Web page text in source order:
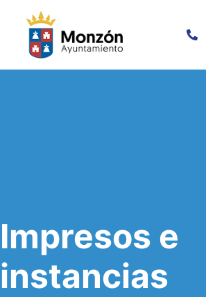
Impresos e
instancias